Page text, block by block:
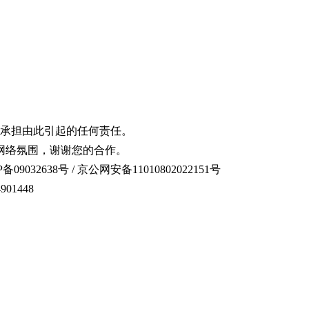
担由此引起的任何责任。
氛围，谢谢您的合作。
09032638号 / 京公网安备11010802022151号